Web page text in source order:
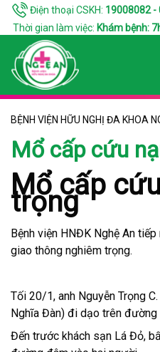
Điện thoại CSKH: 19008082 -
Thời gian làm việc: Khám bệnh:
BỆNH VIỆN HỮU NGHỊ ĐA KHOA
Mổ cấp cứu
Mổ cấp
trọng
Bệnh viện HNĐK Nghệ An
giao thông nghiêm trọng.
Tối 20/1, anh Nguyễn Trọng
Nghĩa Đàn) đi dạo trên đường
Đến trước khách sạn Lá Đỏ,